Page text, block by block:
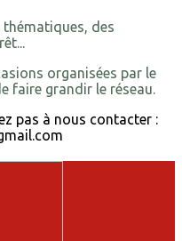
des
organisées par le
faire grandir le réseau.
pas à nous contacter :